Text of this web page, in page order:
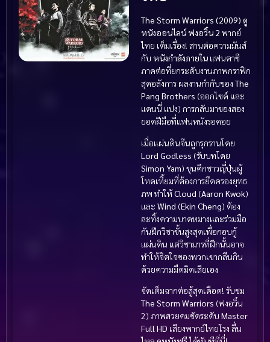
The Storm Warriors (2009) ดู
หนังออนไลน์ ฟงอวิ๋น 2 พากย์
ไทย เต็มเรื่อง! สานต่อความมันส์
กับ หนังกำลังภายใน แฟนตาซี
ภาคต่อที่ยกระดับงานภาพกราฟิก
สุดอลังการ ผลงานกำกับของThe
Pang Brothers (ออกไซด์ และ
แดนนี่ แปง) การกลับมาของสอง
ยอดฝีมือที่แฟนหนังรอคอย
เมื่อแผ่นดินจีนถูกรุกรานโดย
Lord Godless (รับบทโดย
Simon Yam) ขุนศึกชาวญี่ปุ่นผู้
โหดเหี้ยมที่ต้องการยึดครองยุทธ
ภพ ทำให้Cloud (Aaron Kwok)
และ Wind (Ekin Cheng) ต้อง
ละทิ้งความบาดหมางและร่วมมือ
กันฝึกวิชาขั้นสูงสุดเพื่อกอบกู้
แผ่นดิน แต่วิชามารที่ฝึกนั้นอาจ
ทำให้จิตใจของพวกเขากลืนกิน
ด้วยความมืดมิดเสียเอง
จัดเต็มฉากต่อสู้สุดเดือด! รับชม
The Storm Warriors (ฟงอวิ๋น
2) ภาพสวยคมชัดระดับ Master
Full HD เสียงพากย์ไทยโรง ลื่น